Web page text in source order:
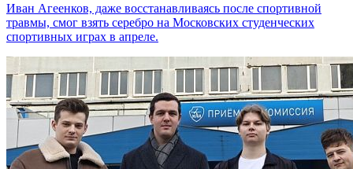
Иван Агеенков, даже восстанавливаясь после спортивной
травмы, смог взять серебро на Московских студенческих
спортивных играх в апреле.